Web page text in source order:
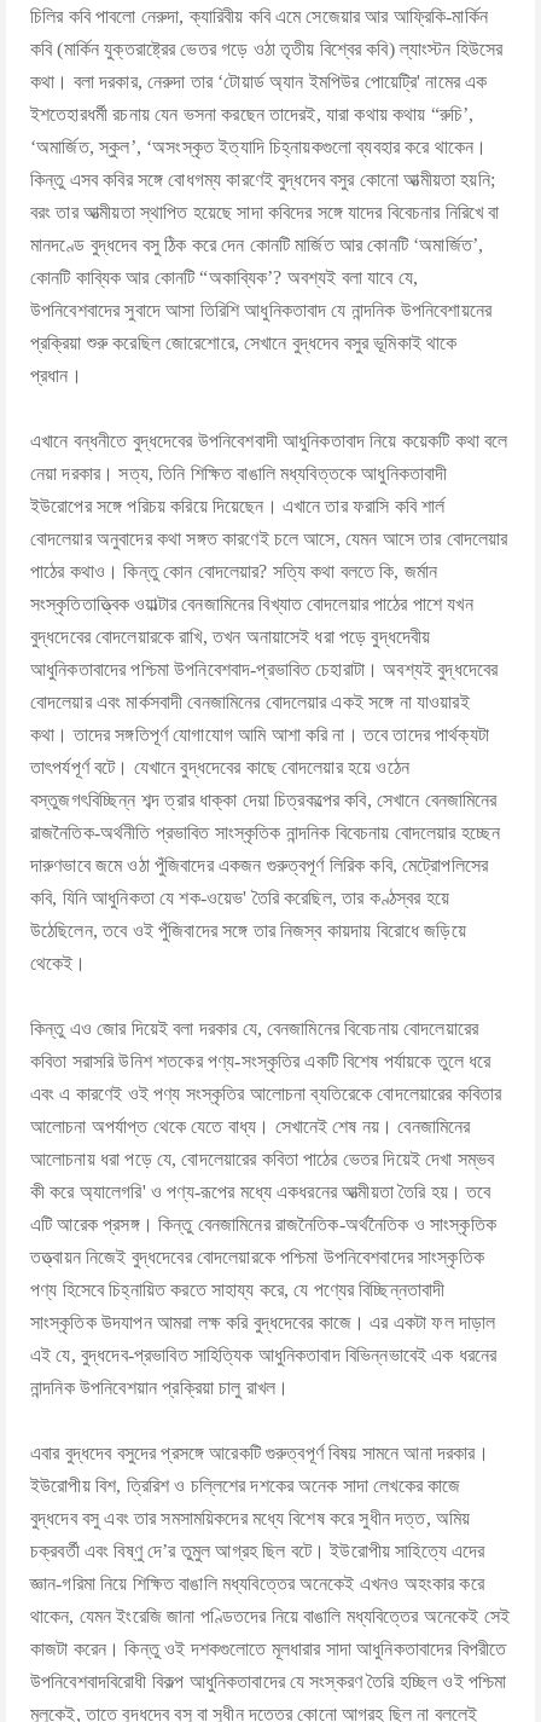
চিলির কবি পাবলো নেরুদা, ক্যারিবীয় কবি এমে সেজেয়ার আর আফ্রিকি-মার্কিন
কবি (মার্কিন যুক্তরাষ্ট্রের ভেতর গড়ে ওঠা তৃতীয় বিশ্বের কবি) ল্যাংস্টন হিউসের
কথা। বলা দরকার, নেরুদা তার ‘টোয়ার্ড অ্যান ইমপিউর পোয়েট্রি' নামের এক
ইশতেহারধর্মী রচনায় যেন ভসনা করছেন তাদেরই, যারা কথায় কথায় “রুচি’,
‘অমার্জিত, স্কুল’, ‘অসংস্কৃত ইত্যাদি চিহ্নায়কগুলো ব্যবহার করে থাকেন।
কিন্তু এসব কবির সঙ্গে বোধগম্য কারণেই বুদ্ধদেব বসুর কোনো আত্মীয়তা হয়নি;
বরং তার আত্মীয়তা স্থাপিত হয়েছে সাদা কবিদের সঙ্গে যাদের বিবেচনার নিরিখে বা
মানদণ্ডে বুদ্ধদেব বসু ঠিক করে দেন কোনটি মার্জিত আর কোনটি ‘অমার্জিত’,
কোনটি কাব্যিক আর কোনটি “অকাব্যিক’? অবশ্যই বলা যাবে যে,
উপনিবেশবাদের সুবাদে আসা তিরিশি আধুনিকতাবাদ যে নান্দনিক উপনিবেশায়নের
প্রক্রিয়া শুরু করেছিল জোরেশোরে, সেখানে বুদ্ধদেব বসুর ভূমিকাই থাকে
প্রধান।
এখানে বন্ধনীতে বুদ্ধদেবের উপনিবেশবাদী আধুনিকতাবাদ নিয়ে কয়েকটি কথা বলে
নেয়া দরকার। সত্য, তিনি শিক্ষিত বাঙালি মধ্যবিত্তকে আধুনিকতাবাদী
ইউরোপের সঙ্গে পরিচয় করিয়ে দিয়েছেন। এখানে তার ফরাসি কবি শার্ল
বোদলেয়ার অনুবাদের কথা সঙ্গত কারণেই চলে আসে, যেমন আসে তার বোদলেয়ার
পাঠের কথাও। কিন্তু কোন বোদলেয়ার? সত্যি কথা বলতে কি, জর্মান
সংস্কৃতিতাত্ত্বিক ওয়াল্টার বেনজামিনের বিখ্যাত বোদলেয়ার পাঠের পাশে যখন
বুদ্ধদেবের বোদলেয়ারকে রাখি, তখন অনায়াসেই ধরা পড়ে বুদ্ধদেবীয়
আধুনিকতাবাদের পশ্চিমা উপনিবেশবাদ-প্রভাবিত চেহারাটা। অবশ্যই বুদ্ধদেবের
বোদলেয়ার এবং মার্কসবাদী বেনজামিনের বোদলেয়ার একই সঙ্গে না যাওয়ারই
কথা। তাদের সঙ্গতিপূর্ণ যোগাযোগ আমি আশা করি না। তবে তাদের পার্থক্যটা
তাৎপর্যপূর্ণ বটে। যেখানে বুদ্ধদেবের কাছে বোদলেয়ার হয়ে ওঠেন
বস্তুজগৎবিচ্ছিন্ন শব্দ ত্রার ধাক্কা দেয়া চিত্রকল্পের কবি, সেখানে বেনজামিনের
রাজনৈতিক-অর্থনীতি প্রভাবিত সাংস্কৃতিক নান্দনিক বিবেচনায় বোদলেয়ার হচ্ছেন
দারুণভাবে জমে ওঠা পুঁজিবাদের একজন গুরুত্বপূর্ণ লিরিক কবি, মেট্রোপলিসের
কবি, যিনি আধুনিকতা যে শক-ওয়েভ' তৈরি করেছিল, তার কণ্ঠস্বর হয়ে
উঠেছিলেন, তবে ওই পুঁজিবাদের সঙ্গে তার নিজস্ব কায়দায় বিরোধে জড়িয়ে
থেকেই।
কিন্তু এও জোর দিয়েই বলা দরকার যে, বেনজামিনের বিবেচনায় বোদলেয়ারের
কবিতা সরাসরি উনিশ শতকের পণ্য-সংস্কৃতির একটি বিশেষ পর্যায়কে তুলে ধরে
এবং এ কারণেই ওই পণ্য সংস্কৃতির আলোচনা ব্যতিরেকে বোদলেয়ারের কবিতার
আলোচনা অপর্যাপ্ত থেকে যেতে বাধ্য। সেখানেই শেষ নয়। বেনজামিনের
আলোচনায় ধরা পড়ে যে, বোদলেয়ারের কবিতা পাঠের ভেতর দিয়েই দেখা সম্ভব
কী করে অ্যালেগরি' ও পণ্য-রূপের মধ্যে একধরনের আত্মীয়তা তৈরি হয়। তবে
এটি আরেক প্রসঙ্গ। কিন্তু বেনজামিনের রাজনৈতিক-অর্থনৈতিক ও সাংস্কৃতিক
তত্ত্বায়ন নিজেই বুদ্ধদেবের বোদলেয়ারকে পশ্চিমা উপনিবেশবাদের সাংস্কৃতিক
পণ্য হিসেবে চিহ্নায়িত করতে সাহায্য করে, যে পণ্যের বিচ্ছিন্নতাবাদী
সাংস্কৃতিক উদযাপন আমরা লক্ষ করি বুদ্ধদেবের কাজে। এর একটা ফল দাড়াল
এই যে, বুদ্ধদেব-প্রভাবিত সাহিত্যিক আধুনিকতাবাদ বিভিন্নভাবেই এক ধরনের
নান্দনিক উপনিবেশয়ান প্রক্রিয়া চালু রাখল।
এবার বুদ্ধদেব বসুদের প্রসঙ্গে আরেকটি গুরুত্বপূর্ণ বিষয় সামনে আনা দরকার।
ইউরোপীয় বিশ, ত্রিরিশ ও চল্লিশের দশকের অনেক সাদা লেখকের কাজে
বুদ্ধদেব বসু এবং তার সমসাময়িকদের মধ্যে বিশেষ করে সুধীন দত্ত, অমিয়
চক্রবর্তী এবং বিষ্ণু দে’র তুমুল আগ্রহ ছিল বটে। ইউরোপীয় সাহিত্যে এদের
জ্ঞান-গরিমা নিয়ে শিক্ষিত বাঙালি মধ্যবিত্তের অনেকেই এখনও অহংকার করে
থাকেন, যেমন ইংরেজি জানা পণ্ডিতদের নিয়ে বাঙালি মধ্যবিত্তের অনেকেই সেই
কাজটা করেন। কিন্তু ওই দশকগুলোতে মূলধারার সাদা আধুনিকতাবাদের বিপরীতে
উপনিবেশবাদবিরোধী বিকল্প আধুনিকতাবাদের যে সংস্করণ তৈরি হচ্ছিল ওই পশ্চিমা
মুলুকেই, তাতে বুদ্ধদেব বসু বা সুধীন দত্তের কোনো আগ্রহ ছিল না বললেই